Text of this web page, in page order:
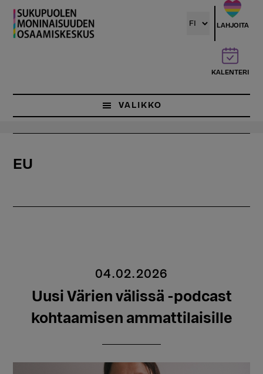
Hyppää
pääsisältöön
LAHJOITA
KALENTERI
VALIKKO
EU
04.02.2026
Uusi Värien välissä -podcast
kohtaamisen ammattilaisille